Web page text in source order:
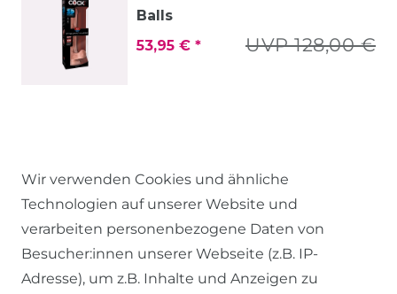
Balls
UVP 128,00 €
53,95 € *
RECHTLICHES
Wir verwenden Cookies und ähnliche
Technologien auf unserer Website und
verarbeiten personenbezogene Daten von
Besucher:innen unserer Webseite (z.B. IP-
Adresse), um z.B. Inhalte und Anzeigen zu